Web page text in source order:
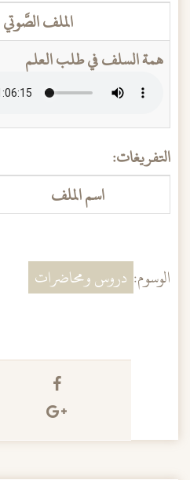
الملف الصَّوتي
همة السلف في طلب العلم
التفريغات:
اسم الملف
الوسوم: دروس ومحاضرات